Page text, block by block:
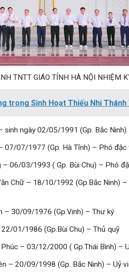
TNTT GIÁO TỈNH HÀ NỘI NHIỆM
trong Sinh Hoạt Thiếu Nhi Thánh
sinh ngày 02/05/1991 (Gp. Bắc
07/07/1977 (Gp. Hà Tĩnh) – Phó đặc
– 06/03/1993 ( Gp. Bùi Chu) – Phó
Chữ – 18/10/1992 (Gp.Bắc Ninh)
– 30/09/1976 (Gp.Vinh) – Thư ký
01/1986 (Gp.Bùi Chu) – Thủ quỹ
– 03/12/2000 ( Gp.Thái Bình) –
– 20/09/1998 (Gp. Bắc Ninh) – Uỷ